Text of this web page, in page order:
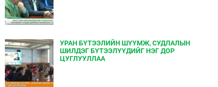
УРАН БҮТЭЭЛИЙН ШҮҮМЖ, СУДЛАЛЫН
ШИЛДЭГ БҮТЭЭЛҮҮДИЙГ НЭГ ДОР
ЦУГЛУУЛЛАА